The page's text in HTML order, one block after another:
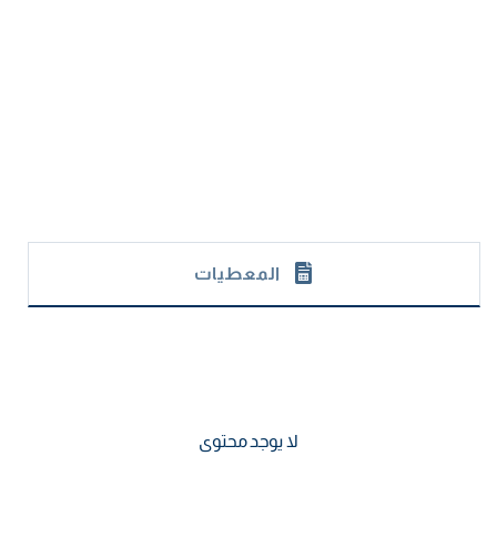
المعطيات
لا يوجد محتوى